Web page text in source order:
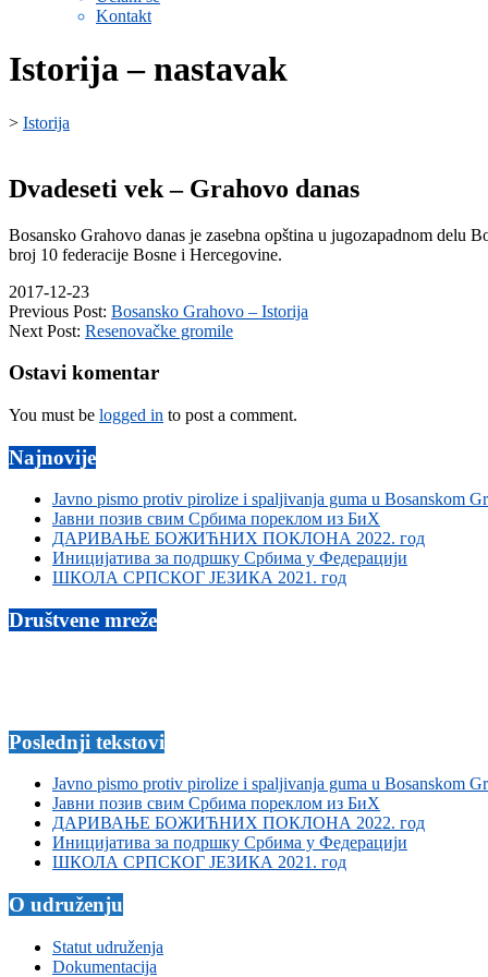
Kontakt
Istorija – nastavak
> Istorija
Dvadeseti vek – Grahovo danas
Bosansko Grahovo danas je zasebna opština u jugozapadnom delu
broj 10 federacije Bosne i Hercegovine.
2017-12-23
Previous Post: Bosansko Grahovo – Istorija
Next Post: Resenovačke gromile
Ostavi komentar
You must be logged in to post a comment.
Najnovije
Javno pismo protiv pirolize i spaljivanja guma u Bosanskom
Јавни позив свим Србима пореклом из БиХ
ДАРИВАЊЕ БОЖИЋНИХ ПОКЛОНА 2022. год
Иницијатива за подршку Србима у Федерацији
ШКОЛА СРПСКОГ ЈЕЗИКА 2021. год
Društvene mreže
Poslednji tekstovi
Javno pismo protiv pirolize i spaljivanja guma u Bosanskom
Јавни позив свим Србима пореклом из БиХ
ДАРИВАЊЕ БОЖИЋНИХ ПОКЛОНА 2022. год
Иницијатива за подршку Србима у Федерацији
ШКОЛА СРПСКОГ ЈЕЗИКА 2021. год
O udruženju
Statut udruženja
Dokumentacija